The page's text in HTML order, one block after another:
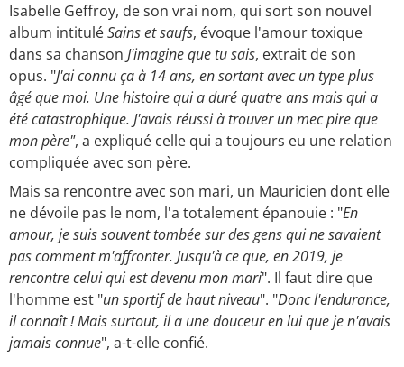
Isabelle Geffroy, de son vrai nom, qui sort son nouvel
album intituléSains et saufs, évoque l'amour toxique
dans sa chanson J'imagine que tu sais, extrait de son
opus. "J'ai connu ça à 14 ans, en sortant avec un type plus
âgé que moi. Une histoire qui a duré quatre ans mais qui a
été catastrophique. J'avais réussi à trouver un mec pire que
mon père", a expliqué celle qui a toujours eu une relation
compliquée avec son père.
Mais sa rencontre avec son mari, un Mauricien dont elle
ne dévoile pas le nom, l'a totalement épanouie : "En
amour, je suis souvent tombée sur des gens qui ne savaient
pas comment m'affronter. Jusqu'à ce que, en 2019, je
rencontre celui qui est devenu mon mari". Il faut dire que
l'homme est "un sportif de haut niveau". "Donc l'endurance,
il connaît ! Mais surtout, il a une douceur en lui que je n'avais
jamais connue", a-t-elle confié.